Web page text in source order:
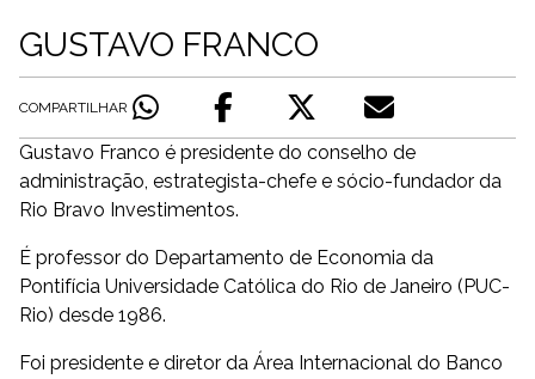
GUSTAVO FRANCO
COMPARTILHAR
Gustavo Franco é presidente do conselho de
administração, estrategista-chefe e sócio-fundador da
Rio Bravo Investimentos.
É professor do Departamento de Economia da
Pontifícia Universidade Católica do Rio de Janeiro (PUC-
Rio) desde 1986.
Foi presidente e diretor da Área Internacional do Banco